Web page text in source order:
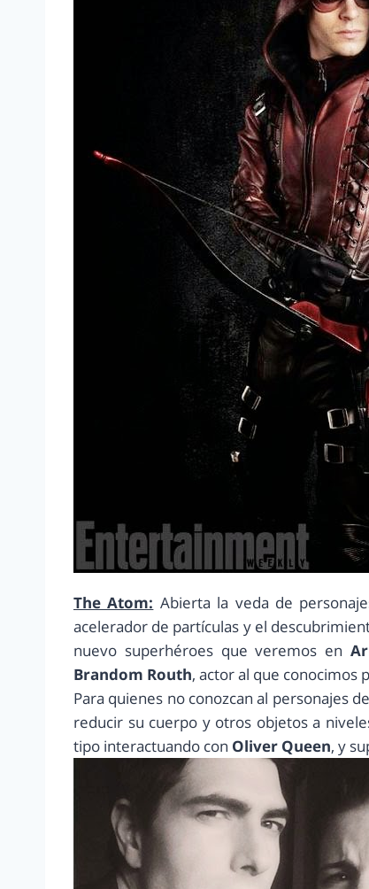
The Atom: Abierta la veda de
acelerador de partículas y el
nuevo superhéroes que veremos en
Brandom Routh, actor al que conocimos
Para quienes no conozcan al personajes
reducir su cuerpo y otros objetos a
tipo interactuando con Oliver Queen, y